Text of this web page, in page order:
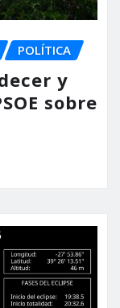
POLÍTICA
y
sobre